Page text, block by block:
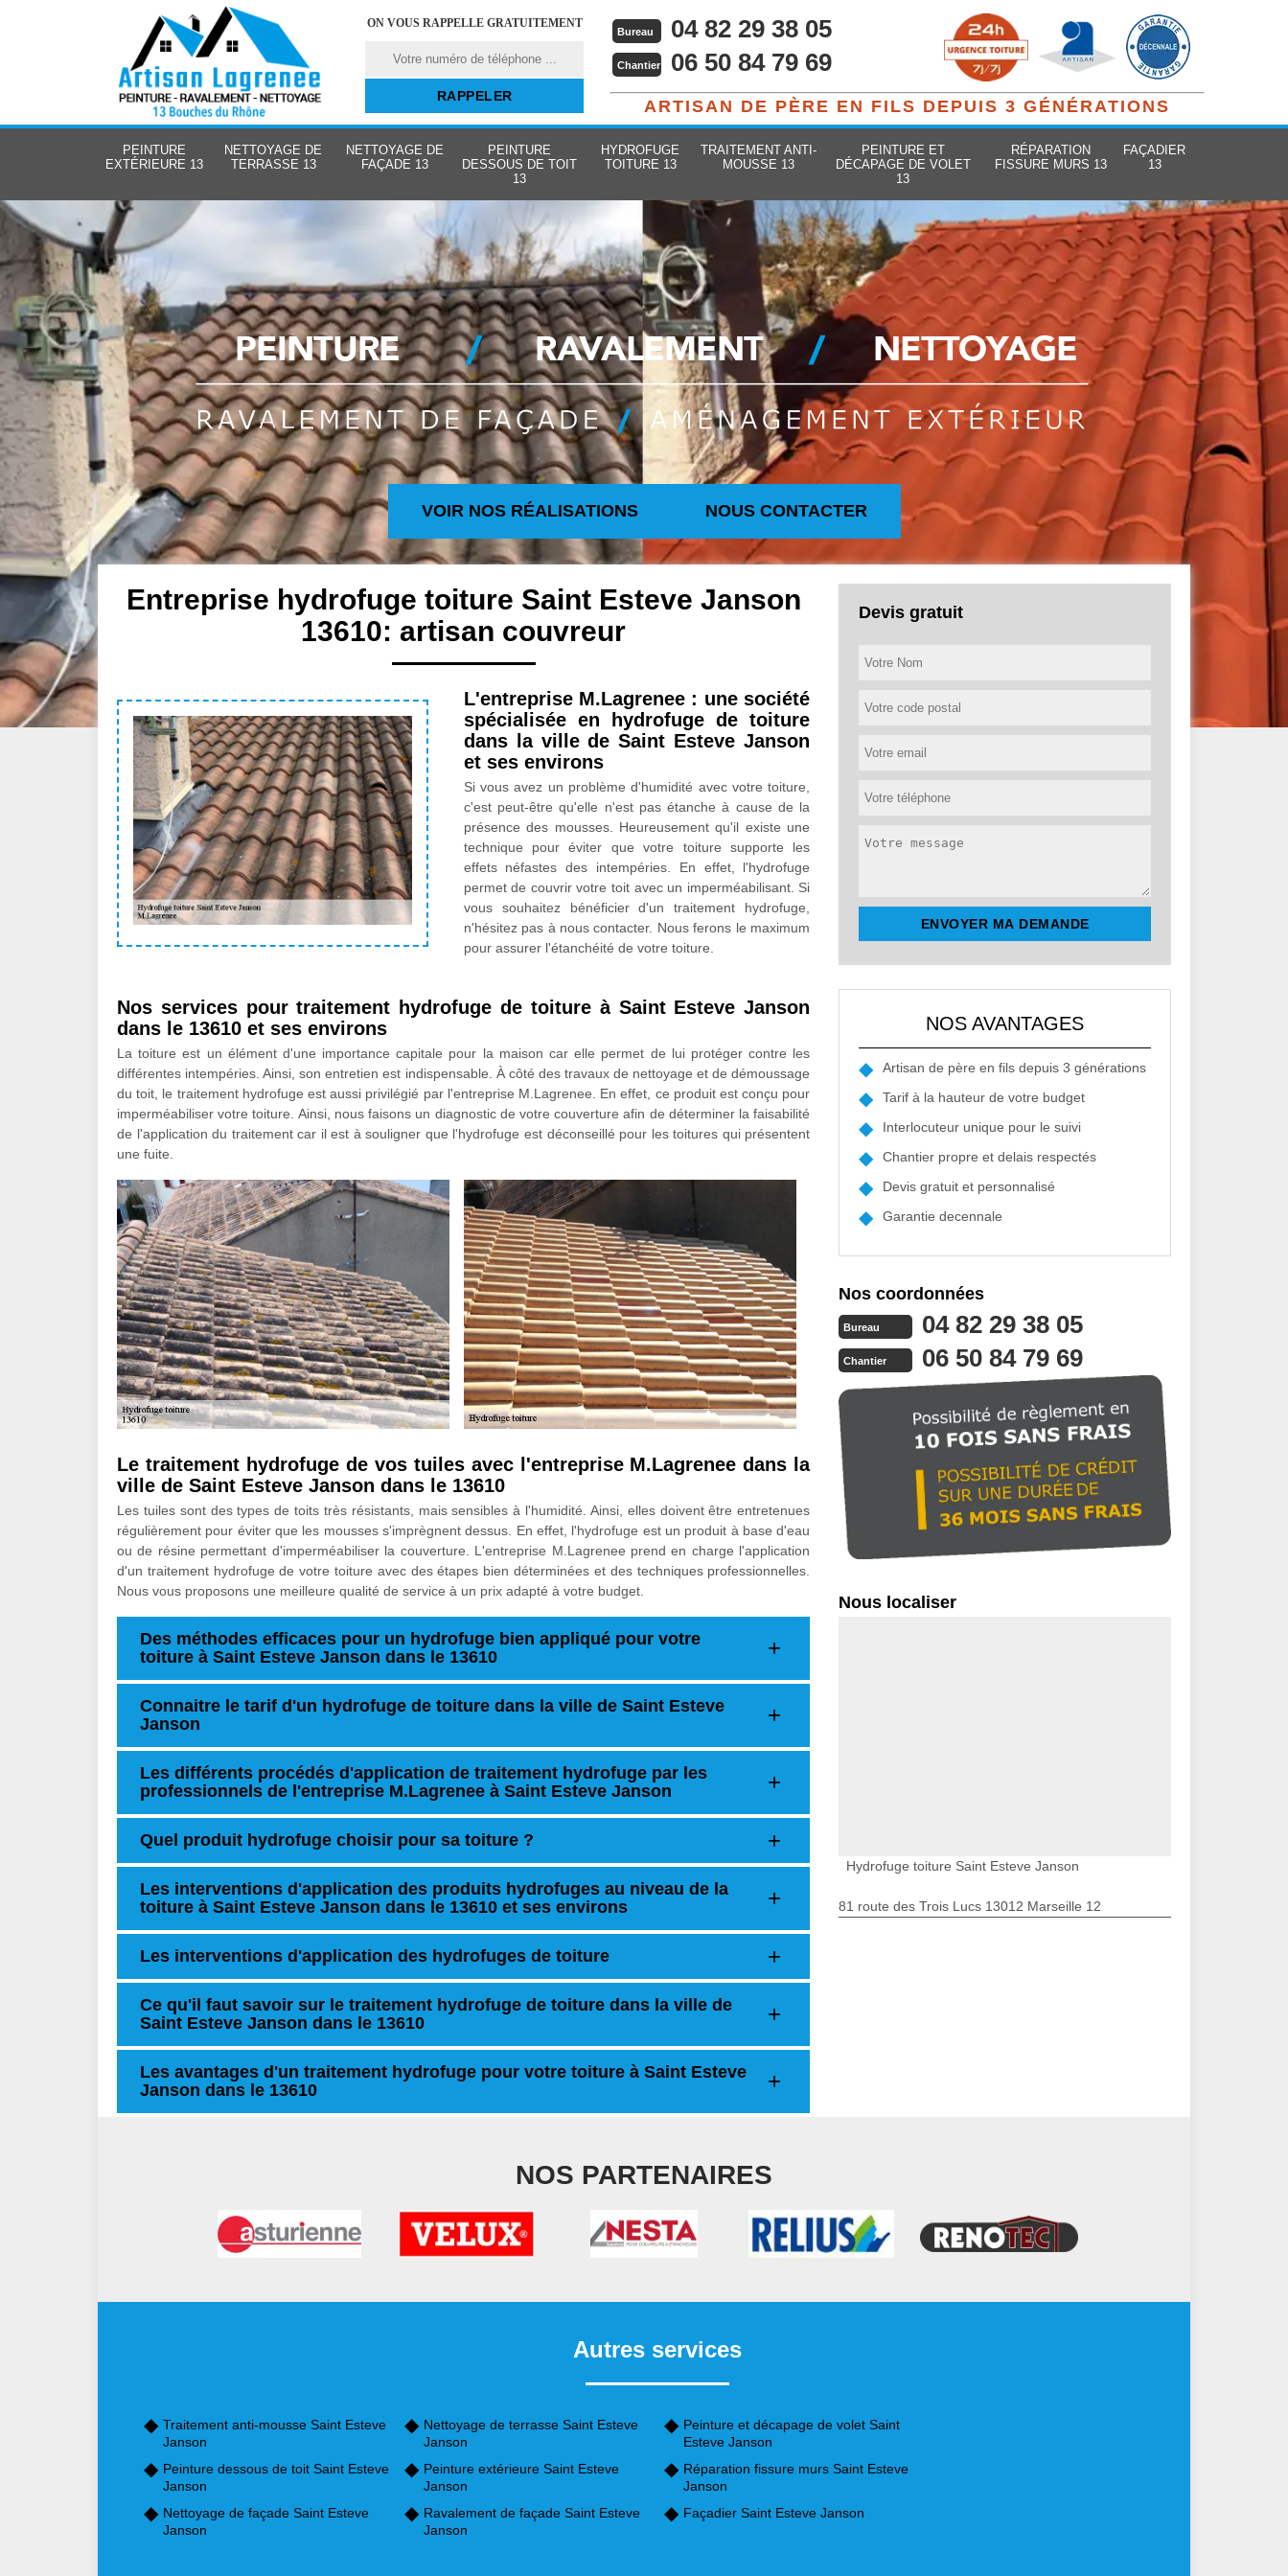
ON VOUS RAPPELLE GRATUITEMENT
Bureau 04 82 29 38 05
Chantier 06 50 84 79 69
ARTISAN DE PÈRE EN FILS DEPUIS 3 GÉNÉRATIONS
PEINTURE
EXTÉRIEURE 13
NETTOYAGE DE
TERRASSE 13
NETTOYAGE DE
FAÇADE 13
PEINTURE
DESSOUS DE TOIT
13
HYDROFUGE
TOITURE 13
TRAITEMENT ANTI-
MOUSSE 13
PEINTURE ET
DÉCAPAGE DE VOLET
13
RÉPARATION
FISSURE MURS 13
FAÇADIER
13
VOIR NOS RÉALISATIONS NOUS CONTACTER
Entreprise hydrofuge toiture Saint Esteve Janson
13610: artisan couvreur
L'entreprise M.Lagrenee : une société
spécialisée en hydrofuge de toiture
dans la ville de Saint Esteve Janson
et ses environs
Si vous avez un problème d'humidité avec votre toiture,
c'est peut-être qu'elle n'est pas étanche à cause de la
présence des mousses. Heureusement qu'il existe une
technique pour éviter que votre toiture supporte les
effets néfastes des intempéries. En effet, l'hydrofuge
permet de couvrir votre toit avec un imperméabilisant. Si
vous souhaitez bénéficier d'un traitement hydrofuge,
n'hésitez pas à nous contacter. Nous ferons le maximum
pour assurer l'étanchéité de votre toiture.
Nos services pour traitement hydrofuge de toiture à Saint Esteve Janson
dans le 13610 et ses environs
La toiture est un élément d'une importance capitale pour la maison car elle permet de lui protéger contre les
différentes intempéries. Ainsi, son entretien est indispensable. À côté des travaux de nettoyage et de démoussage
du toit, le traitement hydrofuge est aussi privilégié par l'entreprise M.Lagrenee. En effet, ce produit est conçu pour
imperméabiliser votre toiture. Ainsi, nous faisons un diagnostic de votre couverture afin de déterminer la faisabilité
de l'application du traitement car il est à souligner que l'hydrofuge est déconseillé pour les toitures qui présentent
une fuite.
Le traitement hydrofuge de vos tuiles avec l'entreprise M.Lagrenee dans la
ville de Saint Esteve Janson dans le 13610
Les tuiles sont des types de toits très résistants, mais sensibles à l'humidité. Ainsi, elles doivent être entretenues
régulièrement pour éviter que les mousses s'imprègnent dessus. En effet, l'hydrofuge est un produit à base d'eau
ou de résine permettant d'imperméabiliser la couverture. L'entreprise M.Lagrenee prend en charge l'application
d'un traitement hydrofuge de votre toiture avec des étapes bien déterminées et des techniques professionnelles.
Nous vous proposons une meilleure qualité de service à un prix adapté à votre budget.
Des méthodes efficaces pour un hydrofuge bien appliqué pour votre
toiture à Saint Esteve Janson dans le 13610
Connaitre le tarif d'un hydrofuge de toiture dans la ville de Saint Esteve
Janson
Les différents procédés d'application de traitement hydrofuge par les
professionnels de l'entreprise M.Lagrenee à Saint Esteve Janson
Quel produit hydrofuge choisir pour sa toiture ?
Les interventions d'application des produits hydrofuges au niveau de la
toiture à Saint Esteve Janson dans le 13610 et ses environs
Les interventions d'application des hydrofuges de toiture
Ce qu'il faut savoir sur le traitement hydrofuge de toiture dans la ville de
Saint Esteve Janson dans le 13610
Les avantages d'un traitement hydrofuge pour votre toiture à Saint Esteve
Janson dans le 13610
Devis gratuit
NOS AVANTAGES
Artisan de père en fils depuis 3 générations
Tarif à la hauteur de votre budget
Interlocuteur unique pour le suivi
Chantier propre et delais respectés
Devis gratuit et personnalisé
Garantie decennale
Nos coordonnées
Bureau 04 82 29 38 05
Chantier 06 50 84 79 69
Nous localiser
Hydrofuge toiture Saint Esteve Janson
81 route des Trois Lucs 13012 Marseille 12
NOS PARTENAIRES
Autres services
Traitement anti-mousse Saint Esteve
Janson
Peinture dessous de toit Saint Esteve
Janson
Nettoyage de façade Saint Esteve
Janson
Nettoyage de terrasse Saint Esteve
Janson
Peinture extérieure Saint Esteve
Janson
Ravalement de façade Saint Esteve
Janson
Peinture et décapage de volet Saint
Esteve Janson
Réparation fissure murs Saint Esteve
Janson
Façadier Saint Esteve Janson